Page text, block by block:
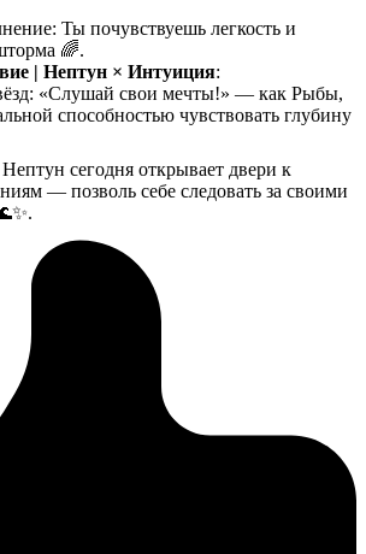
Ты почувствуешь легкость и
🌈.
| Нептун × Интуиция:
«Слушай свои мечты!» — как Рыбы,
способностью чувствовать глубину
сегодня открывает двери к
— позволь себе следовать за своими